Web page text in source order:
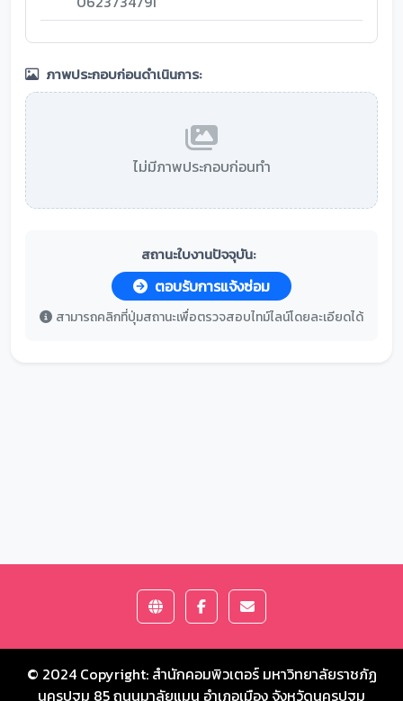
ภาพประกอบก่อนดำเนินการ:
ไม่มีภาพประกอบก่อนทำ
สถานะใบงานปัจจุบัน:
ตอบรับการแจ้งซ่อม
สามารถคลิกที่ปุ่มสถานะเพื่อตรวจสอบไทม์ไลน์โดยละเอียดได้
© 2024 Copyright: สำนักคอมพิวเตอร์ มหาวิทยาลัยราชภัฏ
นครปฐม 85 ถนนมาลัยแมน อำเภอเมือง จังหวัดนครปฐม